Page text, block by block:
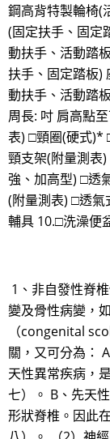
鋼高背特製輪椅(
(固定扶手、固定
動扶手、活動踏
扶手、固定踏板)
動扶手、活動踏
周長: 吋 肩高點
表) □頸圈(硬式)*
頸支架(附量測表
強、加高型) □透
(附量測表) □透
輔具 10.□洗澡便
1、非自發性脊
變及骨性病變，
（congenital
關，又可分為：
天性異常疾病，
七）。 B、先天
形狀脊椎。因此